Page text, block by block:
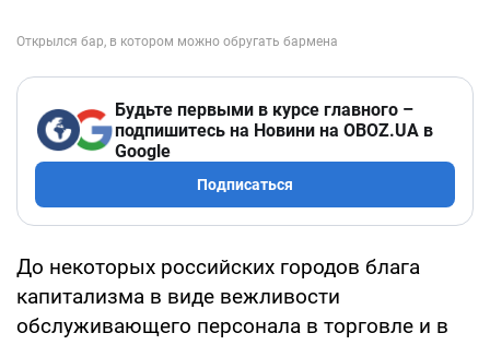
Будьте первыми в курсе главного –
подпишитесь на Новини на OBOZ.UA в
Google
Подписаться
До некоторых российских городов блага
капитализма в виде вежливости
обслуживающего персонала в торговле и в